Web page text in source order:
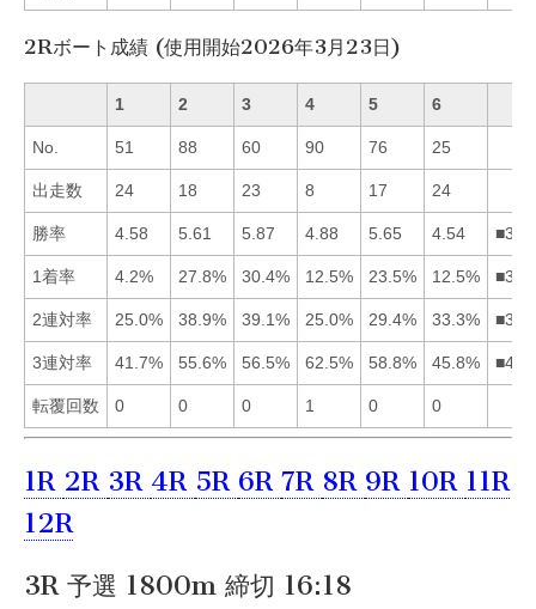
2Rボート成績 (使用開始2026年3月23日)
1 2 3 4 5 6
No. 51 88 60 90 76 25
出走数 24 18 23 8 17 24
勝率 4.58 5.61 5.87 4.88 5.65 4.54
1着率 4.2% 27.8% 30.4% 12.5% 23.5% 12.5%
2連対率 25.0% 38.9% 39.1% 25.0% 29.4% 33.3%
3連対率 41.7% 55.6% 56.5% 62.5% 58.8% 45.8%
転覆回数 0 0 0 1 0 0
1R 2R 3R 4R 5R 6R 7R 8R 9R 10R 11R
12R
3R 予選 1800m 締切 16:18